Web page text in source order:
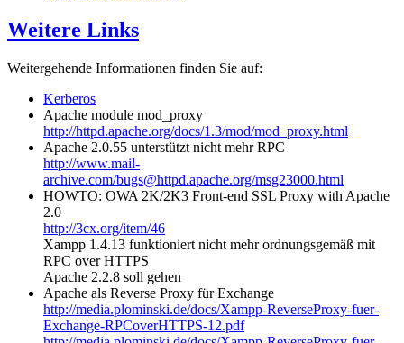
Weitere Links
Weitergehende Informationen finden Sie auf:
Kerberos
Apache module mod_proxy
http://httpd.apache.org/docs/1.3/mod/mod_proxy.html
Apache 2.0.55 unterstützt nicht mehr RPC
http://www.mail-
archive.com/bugs@httpd.apache.org/msg23000.html
HOWTO: OWA 2K/2K3 Front-end SSL Proxy with Apache
2.0
http://3cx.org/item/46
Xampp 1.4.13 funktioniert nicht mehr ordnungsgemäß mit
RPC over HTTPS
Apache 2.2.8 soll gehen
Apache als Reverse Proxy für Exchange
http://media.plominski.de/docs/Xampp-ReverseProxy-fuer-
Exchange-RPCoverHTTPS-12.pdf